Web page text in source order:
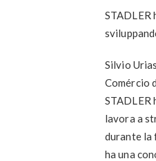
STADLER
Silvio
Comércio
STADLER
lavora a
durante la
ha una